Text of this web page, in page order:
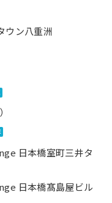
ウン八重洲
日本橋室町三井タ
日本橋髙島屋ビル